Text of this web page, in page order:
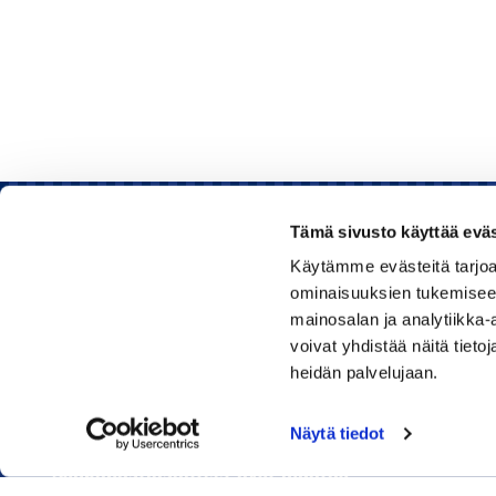
Tämä sivusto käyttää
Käytämme evästeitä
ominaisuuksien
mainosalan ja
voivat yhdistää näitä
heidän palvelujaan.
Näytä tiedot
Rauman kauppakamari
Huom! Vientikaupan asiakirjoihin liittyvät kyselyt
040 1828 268(Heini Yli-Antola)
Sähköpostiosoitteet ovat muotoa